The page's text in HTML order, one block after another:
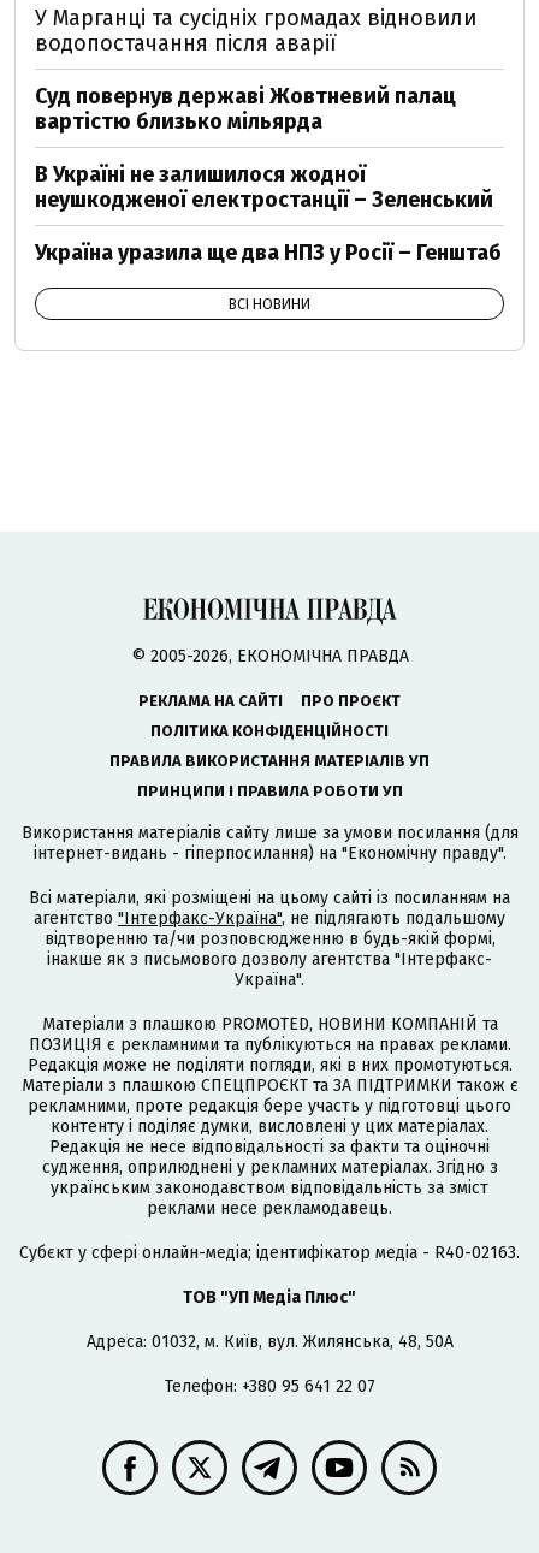
У Марганці та сусідніх громадах відновили
водопостачання після аварії
Суд повернув державі Жовтневий палац
вартістю близько мільярда
В Україні не залишилося жодної
неушкодженої електростанції – Зеленський
Україна уразила ще два НПЗ у Росії – Генштаб
ВСІ НОВИНИ
© 2005-2026, ЕКОНОМІЧНА ПРАВДА
РЕКЛАМА НА САЙТІ
ПРО ПРОЄКТ
ПОЛІТИКА КОНФІДЕНЦІЙНОСТІ
ПРАВИЛА ВИКОРИСТАННЯ МАТЕРІАЛІВ УП
ПРИНЦИПИ І ПРАВИЛА РОБОТИ УП
Використання матеріалів сайту лише за умови посилання (для
інтернет-видань - гіперпосилання) на "Економічну правду".
Всі матеріали, які розміщені на цьому сайті із посиланням на
агентство "Інтерфакс-Україна", не підлягають подальшому
відтворенню та/чи розповсюдженню в будь-якій формі,
інакше як з письмового дозволу агентства "Інтерфакс-
Україна".
Матеріали з плашкою PROMOTED, НОВИНИ КОМПАНІЙ та
ПОЗИЦІЯ є рекламними та публікуються на правах реклами.
Редакція може не поділяти погляди, які в них промотуються.
Матеріали з плашкою СПЕЦПРОЄКТ та ЗА ПІДТРИМКИ також є
рекламними, проте редакція бере участь у підготовці цього
контенту і поділяє думки, висловлені у цих матеріалах.
Редакція не несе відповідальності за факти та оціночні
судження, оприлюднені у рекламних матеріалах. Згідно з
українським законодавством відповідальність за зміст
реклами несе рекламодавець.
Cубєкт у сфері онлайн-медіа; ідентифікатор медіа - R40-02163.
ТОВ "УП Медіа Плюс"
Адреса: 01032, м. Київ, вул. Жилянська, 48, 50А
Телефон: +380 95 641 22 07